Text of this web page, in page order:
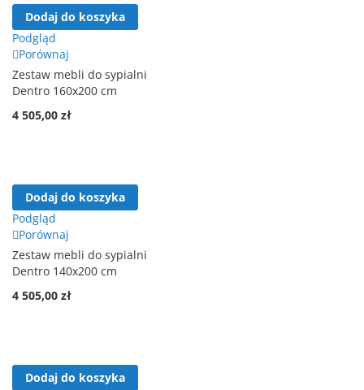
Dodaj do koszyka
Podgląd
Porównaj
Zestaw mebli do sypialni
Dentro 160x200 cm
4 505,00 zł
Dodaj do koszyka
Podgląd
Porównaj
Zestaw mebli do sypialni
Dentro 140x200 cm
4 505,00 zł
Dodaj do koszyka